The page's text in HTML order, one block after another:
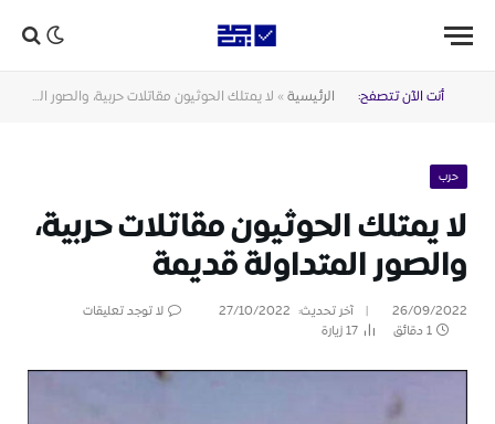
أنت الآن تتصفح: الرئيسية » لا يمتلك الحوثيون مقاتلات حربية، والصور المتداولة قديمة
حرب
لا يمتلك الحوثيون مقاتلات حربية،
والصور المتداولة قديمة
26/09/2022 آخر تحديث: 27/10/2022
لا توجد تعليقات
1 دقائق
17زيارة